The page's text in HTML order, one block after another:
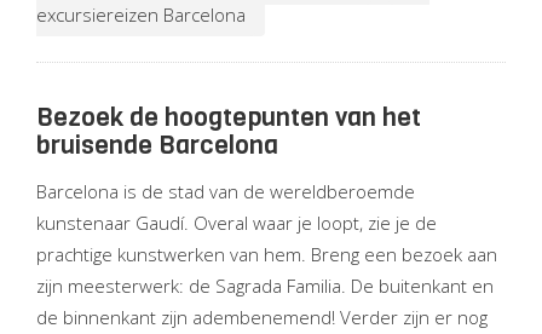
excursiereizen Barcelona
Bezoek de hoogtepunten van het
bruisende Barcelona
Barcelona is de stad van de wereldberoemde
kunstenaar Gaudí. Overal waar je loopt, zie je de
prachtige kunstwerken van hem. Breng een bezoek aan
zijn meesterwerk: de Sagrada Familia. De buitenkant en
de binnenkant zijn adembenemend! Verder zijn er nog